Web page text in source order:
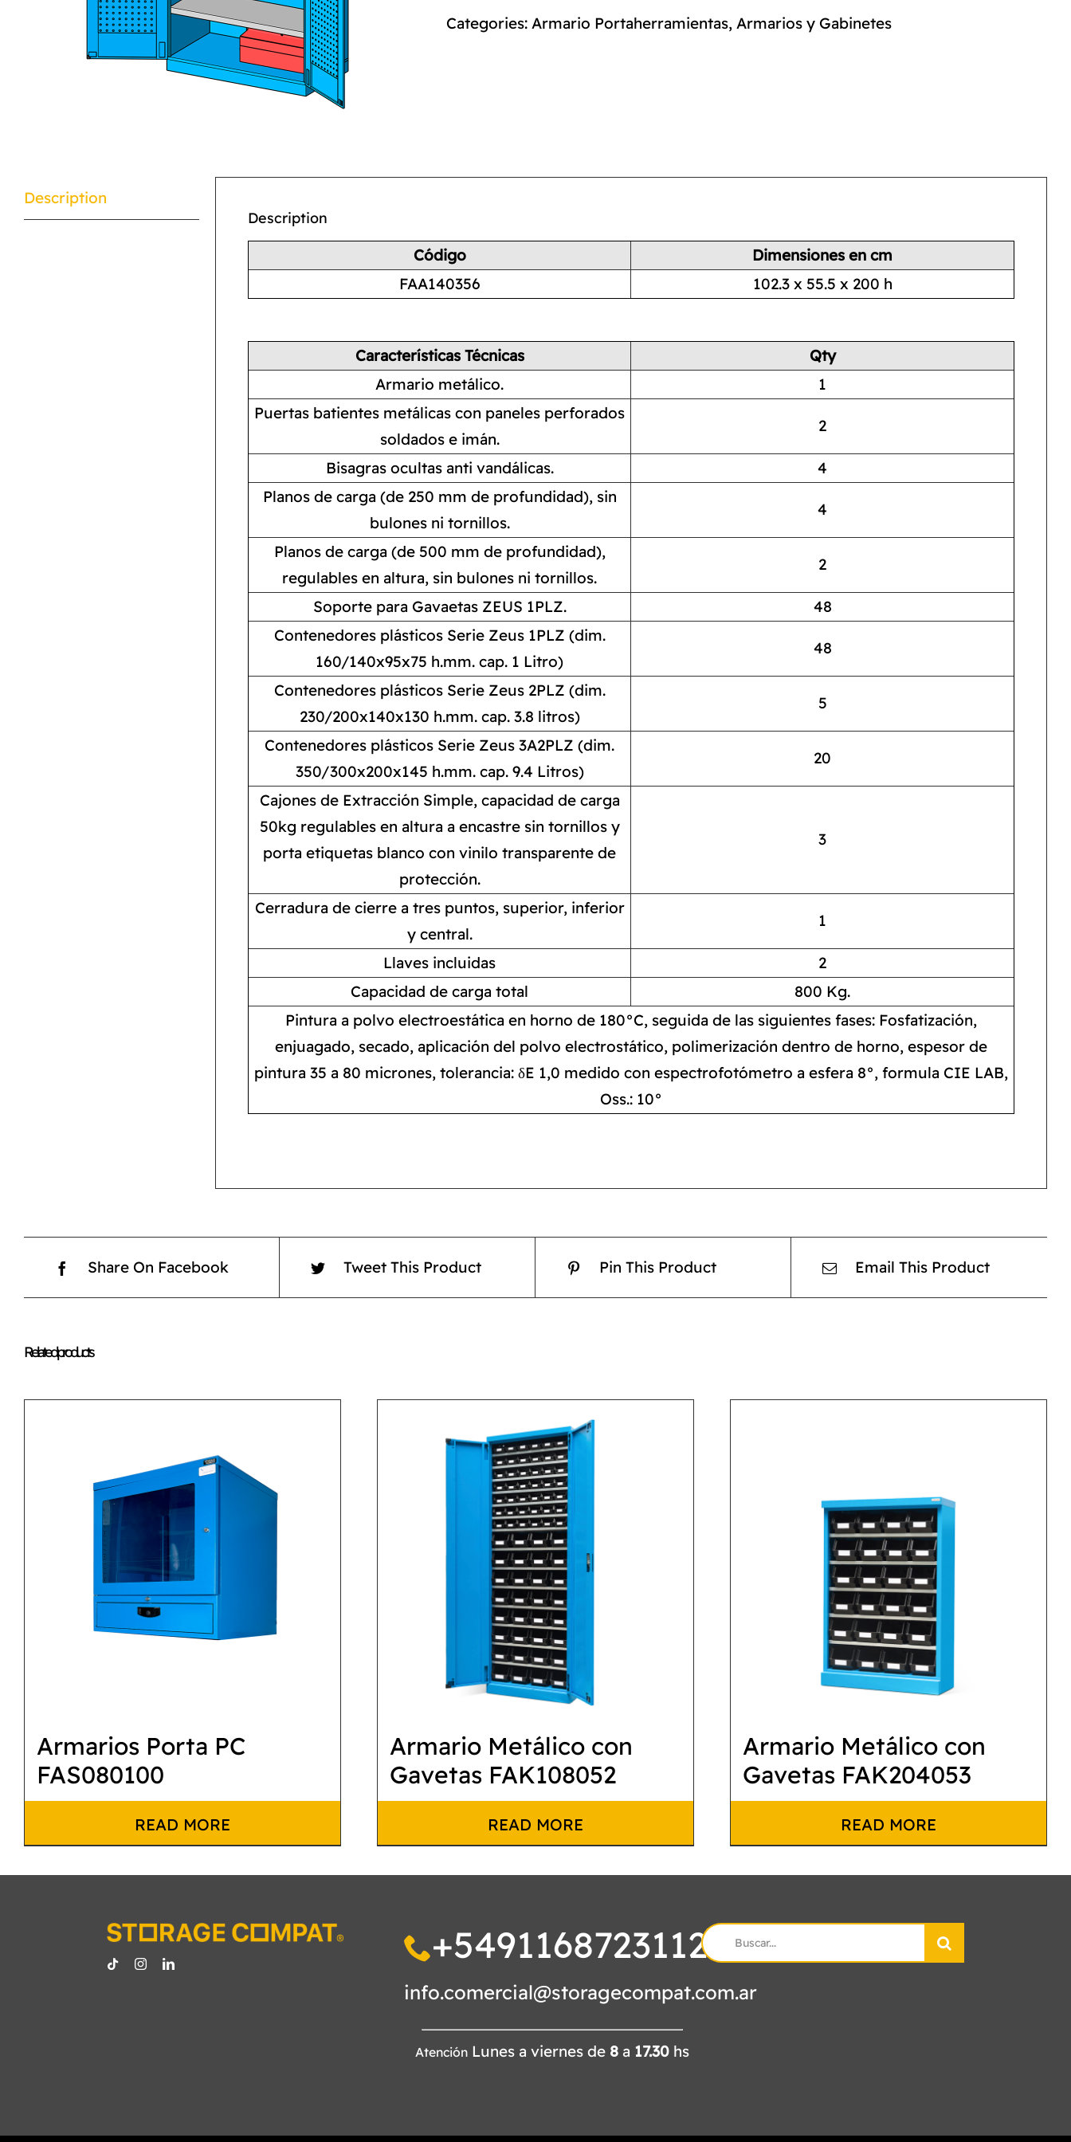
Categories: Armario Portaherramientas, Armarios y Gabinetes
Description
Description
Código
Dimensiones en cm
FAA140356
102.3 x 55.5 x 200 h
Características Técnicas
Qty
Armario metálico.
1
Puertas batientes metálicas con paneles perforados
soldados e imán.
2
Bisagras ocultas anti vandálicas.
4
Planos de carga (de 250 mm de profundidad), sin
bulones ni tornillos.
4
Planos de carga (de 500 mm de profundidad),
regulables en altura, sin bulones ni tornillos.
2
Soporte para Gavaetas ZEUS 1PLZ.
48
Contenedores plásticos Serie Zeus 1PLZ (dim.
160/140x95x75 h.mm. cap. 1 Litro)
48
Contenedores plásticos Serie Zeus 2PLZ (dim.
230/200x140x130 h.mm. cap. 3.8 litros)
5
Contenedores plásticos Serie Zeus 3A2PLZ (dim.
350/300x200x145 h.mm. cap. 9.4 Litros)
20
Cajones de Extracción Simple, capacidad de carga
50kg regulables en altura a encastre sin tornillos y
porta etiquetas blanco con vinilo transparente de
protección.
3
Cerradura de cierre a tres puntos, superior, inferior
y central.
1
Llaves incluidas
2
Capacidad de carga total
800 Kg.
Pintura a polvo electroestática en horno de 180°C, seguida de las siguientes fases: Fosfatización,
enjuagado, secado, aplicación del polvo electrostático, polimerización dentro de horno, espesor de
pintura 35 a 80 micrones, tolerancia: δE 1,0 medido con espectrofotómetro a esfera 8°, formula CIE LAB,
Oss.: 10°
Share On Facebook Tweet This Product Pin This Product Email This Product
Related products
Armarios Porta PC
FAS080100
READ MORE
Armario Metálico con
Gavetas FAK108052
READ MORE
Armario Metálico con
Gavetas FAK204053
READ MORE
+5491168723112
info.comercial@storagecompat.com.ar
Atención Lunes a viernes de 8 a 17.30 hs
Search
for: